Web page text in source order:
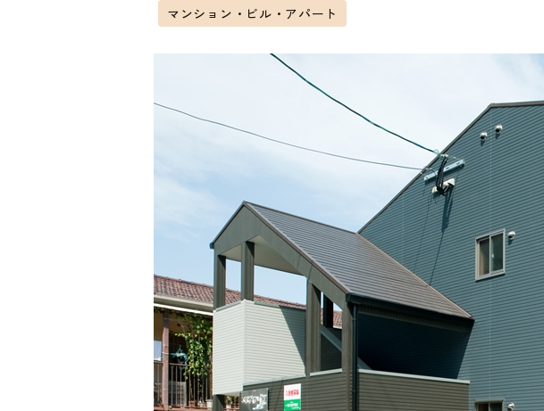
マンション・ビル・アパート